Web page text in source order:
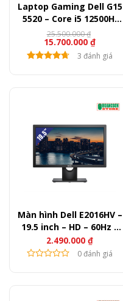
Laptop Gaming Dell G15
5520 – Core i5 12500H,
8GB, 512GB, RTX 3050,
15.6” FHD 120Hz
15.700.000 ₫
25.500.000₫
3 đánh giá
Màn hình Dell E2016HV –
19.5 inch – HD – 60Hz –
200nits
2.490.000 ₫
0 đánh giá